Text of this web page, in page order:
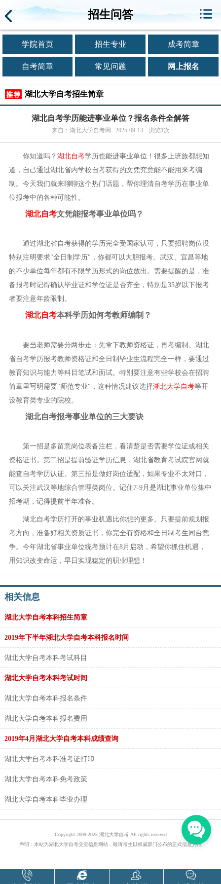
招生问答
学院首页 招生专业 成考简章
自考简章 常见问题 网上报名
湖北大学自考招生简章
湖北自考学历能进事业单位？报名条件全解答
来自：湖北大学自考网 2025-09-13 浏览1次
你知道吗？ 湖北自考学历也能进事业单位！很多上班族都想知
道，自己通过湖北省内学校自考获得的文凭究竟能不能用来考编
制。今天我们就来聊聊这个热门话题，帮你理清自考学历在事业单
位报考中的各种可能性。
湖北自考文凭能报考事业单位吗？
通过湖北省自考获得的学历完全受国家认可，只要招聘岗位没
特别注明要求"全日制学历"，你都可以大胆报考。武汉、宜昌等地
的不少单位每年都有不限学历形式的岗位放出。需要提醒的是，准
备报考时记得确认毕业证和学位证是否齐全，特别是35岁以下报考
者要注意年龄限制。
湖北自考本科学历如何考教师编制？
要当老师需要分两步走：先拿下教师资格证，再考编制。湖北
省自考学历报考教师资格证和全日制毕业生流程完全一样，要通过
教育知识与能力等科目笔试和面试。特别要注意有些学校会在招聘
简章里写明需要"师范专业"，这种情况建议选择湖北大学自考等开
设教育类专业的院校。
湖北自考报考事业单位的三大要诀
第一招是多留意岗位表备注栏，看清楚是否需要学位证或相关
资格证书。第二招是提前验证学历信息，湖北省教育考试院官网就
能查自考学历认证。第三招是做好岗位适配，如果专业不太对口，
可以关注武汉等地综合管理类岗位。记住7-9月是湖北事业单位集中
招考期，记得提前半年准备。
湖北自考学历打开的事业机遇比你想的更多。只要提前规划报
考方向，准备好相关资质证书，你完全有资格和全日制考生同台竞
争。今年湖北省事业单位统考预计在8月启动，希望你抓住机遇，
用知识改变命运，早日实现稳定的职业理想！
相关信息
湖北大学自考本科招生简章
2019年下半年湖北大学自考本科报名时间
湖北大学自考本科考试科目
湖北大学自考本科考试时间
湖北大学自考本科报名条件
湖北大学自考本科报名费用
2019年4月湖北大学自考本科成绩查询
湖北大学自考本科准考证打印
湖北大学自考本科免考政策
湖北大学自考本科毕业办理
Copyright 2009-2025 湖北大学自考 All rights reserved
声明：本站为湖北大学自考交流信息网站，敬请考生以权威部门公布的正式信息为准